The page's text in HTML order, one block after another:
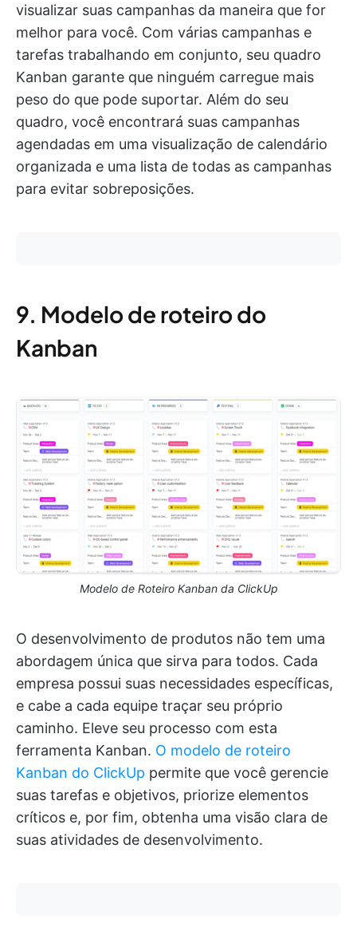
visualizar suas campanhas da maneira que for
melhor para você. Com várias campanhas e
tarefas trabalhando em conjunto, seu quadro
Kanban garante que ninguém carregue mais
peso do que pode suportar. Além do seu
quadro, você encontrará suas campanhas
agendadas em uma visualização de calendário
organizada e uma lista de todas as campanhas
para evitar sobreposições.
9. Modelo de roteiro do
Kanban
Modelo de Roteiro Kanban da ClickUp
O desenvolvimento de produtos não tem uma
abordagem única que sirva para todos. Cada
empresa possui suas necessidades específicas,
e cabe a cada equipe traçar seu próprio
caminho. Eleve seu processo com esta
ferramenta Kanban. O modelo de roteiro
Kanban do ClickUp permite que você gerencie
suas tarefas e objetivos, priorize elementos
críticos e, por fim, obtenha uma visão clara de
suas atividades de desenvolvimento.